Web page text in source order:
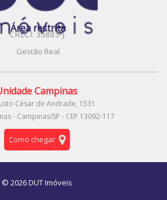
CRECI: 35883-J
Área restrita
Gestão Real
Campinas
César de Andrade, 1531
- Campinas/SP - CEP 13092-117
Como chegar
© 2026 DUT Imóveis